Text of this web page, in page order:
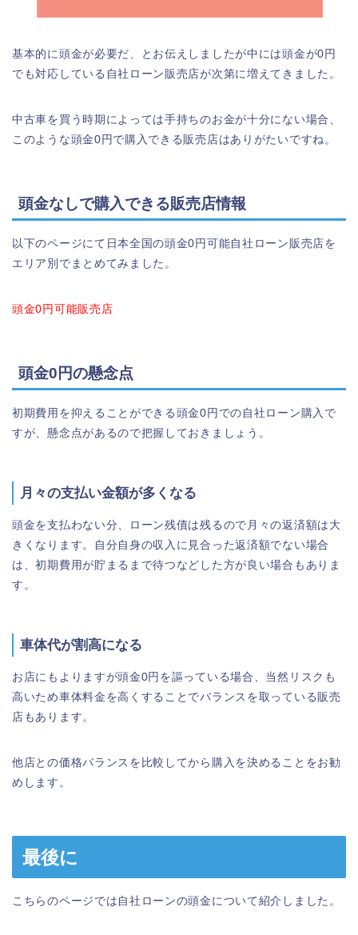
基本的に頭金が必要だ、とお伝えしましたが中には頭金が0円
でも対応している自社ローン販売店が次第に増えてきました。
中古車を買う時期によっては手持ちのお金が十分にない場合、
このような頭金0円で購入できる販売店はありがたいですね。
頭金なしで購入できる販売店情報
以下のページにて日本全国の頭金0円可能自社ローン販売店を
エリア別でまとめてみました。
頭金0円可能販売店
頭金0円の懸念点
初期費用を抑えることができる頭金0円での自社ローン購入で
すが、懸念点があるので把握しておきましょう。
月々の支払い金額が多くなる
頭金を支払わない分、ローン残債は残るので月々の返済額は大
きくなります。自分自身の収入に見合った返済額でない場合
は、初期費用が貯まるまで待つなどした方が良い場合もありま
す。
車体代が割高になる
お店にもよりますが頭金0円を謳っている場合、当然リスクも
高いため車体料金を高くすることでバランスを取っている販売
店もあります。
他店との価格バランスを比較してから購入を決めることをお勧
めします。
最後に
こちらのページでは自社ローンの頭金について紹介しました。